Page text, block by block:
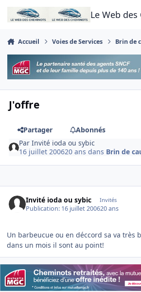
Aller au contenu
Le Web
Accueil Voies de Services Brin de
J'offre
Partager
Abonnés
ParInvité ioda ou sybic
16 juillet 200620 ans dans Brin de
Invité ioda ou sybic Invités
Publication: 16 juillet 200620 ans
Un barbeucue ou en déccord sa va très
dans un mois il sont au point!